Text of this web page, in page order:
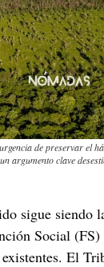
de preservar el
argumento clave
sigue siendo
Social (FS)
El